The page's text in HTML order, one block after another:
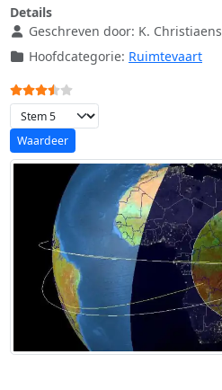
Details
Geschreven door: K. Christiaens
Hoofdcategorie: Ruimtevaart
Gebruikerswaardering:
Voeg waardering toe